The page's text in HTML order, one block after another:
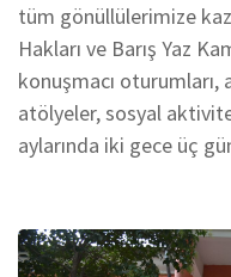
tüm gönüllülerimize
Hakları ve Barış Yaz
konuşmacı
atölyeler, sosyal
aylarında iki gece üç